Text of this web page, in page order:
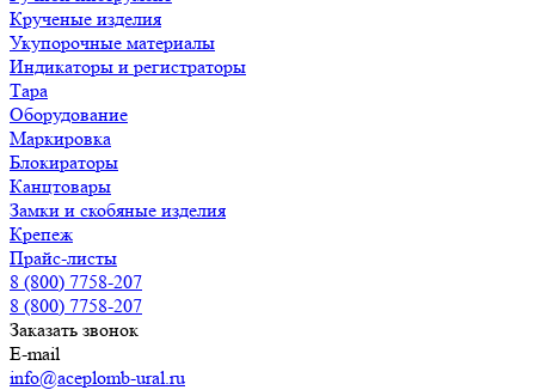
Крученые изделия
Укупорочные материалы
Индикаторы и регистраторы
Тара
Оборудование
Маркировка
Блокираторы
Канцтовары
Замки и скобяные изделия
Крепеж
Прайс-листы
8 (800) 7758-207
8 (800) 7758-207
Заказать звонок
E-mail
info@aceplomb-ural.ru